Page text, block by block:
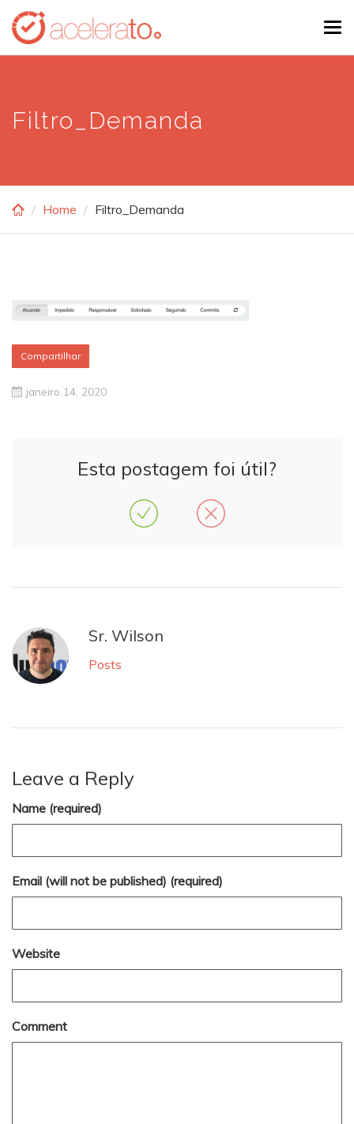
Skip
main
Filtro_Demanda
Home Filtro_Demanda
Compartilhar
janeiro 14, 2020
Esta postagem foi útil?
Sr. Wilson
Posts
Leave a Reply
Name (required)
Email (will not be published) (required)
Website
Comment